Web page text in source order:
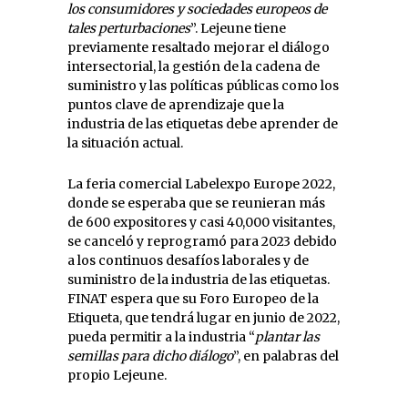
los consumidores y sociedades europeos de
tales perturbaciones”. Lejeune tiene
previamente resaltado mejorar el diálogo
intersectorial, la gestión de la cadena de
suministro y las políticas públicas como los
puntos clave de aprendizaje que la
industria de las etiquetas debe aprender de
la situación actual.
La feria comercial Labelexpo Europe 2022,
donde se esperaba que se reunieran más
de 600 expositores y casi 40,000 visitantes,
se canceló y reprogramó para 2023 debido
a los continuos desafíos laborales y de
suministro de la industria de las etiquetas.
FINAT espera que su Foro Europeo de la
Etiqueta, que tendrá lugar en junio de 2022,
pueda permitir a la industria “plantar las
semillas para dicho diálogo”, en palabras del
propio Lejeune.